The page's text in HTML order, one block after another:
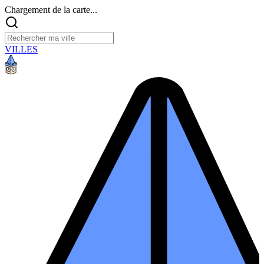
Chargement de la carte...
VILLES